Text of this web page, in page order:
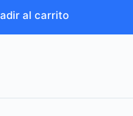
al carrito